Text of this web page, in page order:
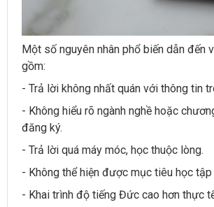
Một số nguyên nhân phổ biến dẫn đến
gồm:
- Trả lời không nhất quán với thông tin
- Không hiểu rõ ngành nghề hoặc
đăng ký.
- Trả lời quá máy móc, học thuộc lòng.
- Không thể hiện được mục tiêu học tập
- Khai trình độ tiếng Đức cao hơn thực